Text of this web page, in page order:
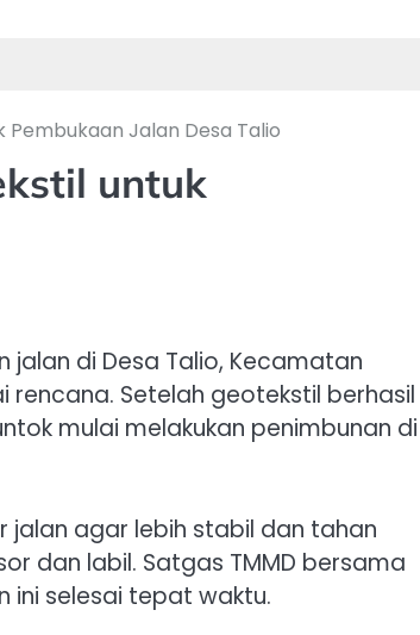
Jalan Desa Talio
untuk
di Desa Talio, Kecamatan
rencana. Setelah geotekstil berhasil
mulai melakukan penimbunan di
jalan agar lebih stabil dan tahan
dan labil. Satgas TMMD bersama
selesai tepat waktu.